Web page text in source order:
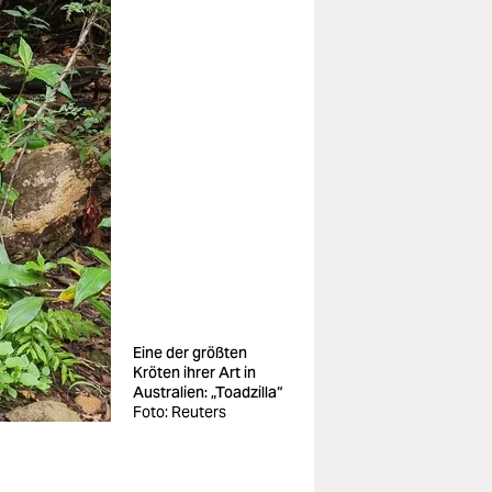
Eine der größten
Kröten ihrer Art in
Australien: „Toadzilla“
Foto: Reuters